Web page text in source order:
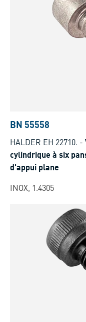
BN 55558
HALDER EH 22710. -
cylindrique à six
d'appui plane
INOX, 1.4305